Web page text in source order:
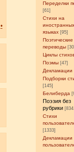
Переделки
[61]
Стихи на
языках [95]
Поэтические
переводы
Циклы
Поэмы [47]
Декламации
Подборки
[145]
Белиберда
Поэзия без
рубрики
Стихи
[1333]
Декламации
•